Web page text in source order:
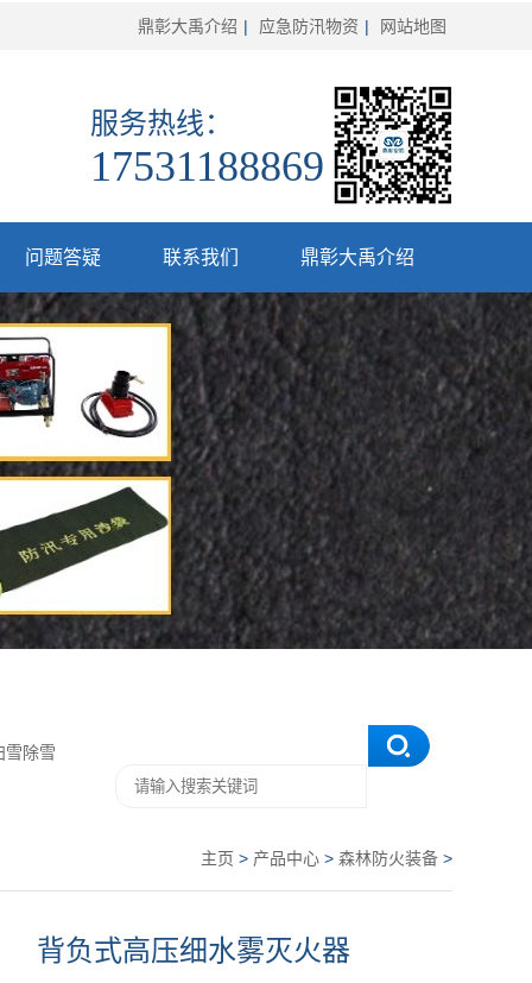
鼎彰大禹介绍 | 应急防汛物资 | 网站地图
服务热线：
17531188869
问题答疑 联系我们 鼎彰大禹介绍
雪除雪
主页 > 产品中心 > 森林防火装备 >
背负式高压细水雾灭火器